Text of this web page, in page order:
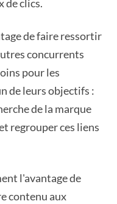
de clics.
de faire ressortir
concurrents
pour les
de leurs objectifs :
de la marque
regrouper ces liens
l'avantage de
contenu aux